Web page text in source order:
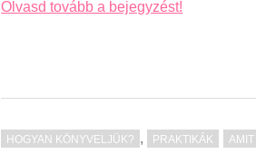
Olvasd tovább a bejegyzést!
HOGYAN KÖNYVELJÜK? , PRAKTIKÁK